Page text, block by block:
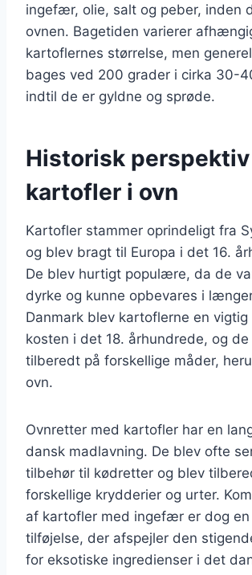
ingefær, olie, salt og peber, inden
ovnen. Bagetiden varierer
kartoflernes størrelse, men
bages ved 200 grader i cirka 30-
indtil de er gyldne og sprøde.
Historisk perspektiv
kartofler i ovn
Kartofler stammer oprindeligt fra
og blev bragt til Europa i det 16.
De blev hurtigt populære, da de
dyrke og kunne opbevares i
Danmark blev kartoflerne en
kosten i det 18. århundrede, og
tilberedt på forskellige måder,
ovn.
Ovnretter med kartofler har en
dansk madlavning. De blev ofte
tilbehør til kødretter og blev
forskellige krydderier og urter.
af kartofler med ingefær er dog en
tilføjelse, der afspejler den
for eksotiske ingredienser i det